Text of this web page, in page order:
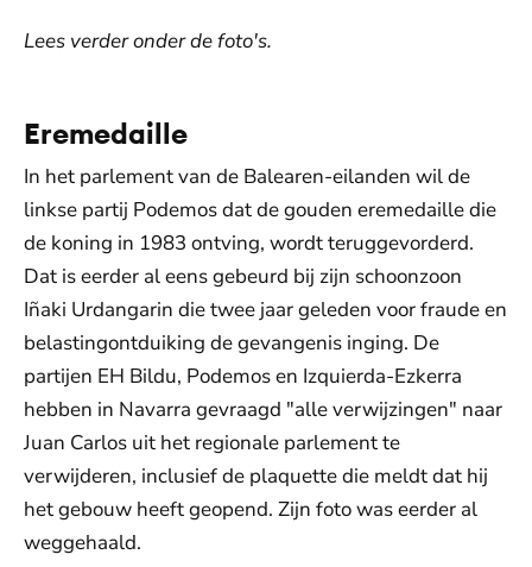
Lees verder onder de foto's.
Eremedaille
In het parlement van de Balearen-eilanden wil de
linkse partij Podemos dat de gouden eremedaille die
de koning in 1983 ontving, wordt teruggevorderd.
Dat is eerder al eens gebeurd bij zijn schoonzoon
Iñaki Urdangarin die twee jaar geleden voor fraude en
belastingontduiking de gevangenis inging. De
partijen EH Bildu, Podemos en Izquierda-Ezkerra
hebben in Navarra gevraagd "alle verwijzingen" naar
Juan Carlos uit het regionale parlement te
verwijderen, inclusief de plaquette die meldt dat hij
het gebouw heeft geopend. Zijn foto was eerder al
weggehaald.